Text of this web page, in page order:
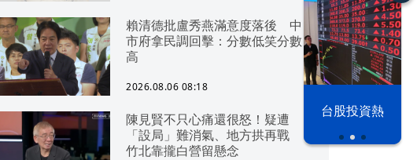
漢光42演習 台股投資熱
賴清德批盧秀燕滿意度落後 中
市府拿民調回擊：分數低笑分數
高
2026.08.06 08:18
陳見賢不只心痛還很怒！疑遭
「設局」難消氣、地方拱再戰
竹北靠攏白營留懸念